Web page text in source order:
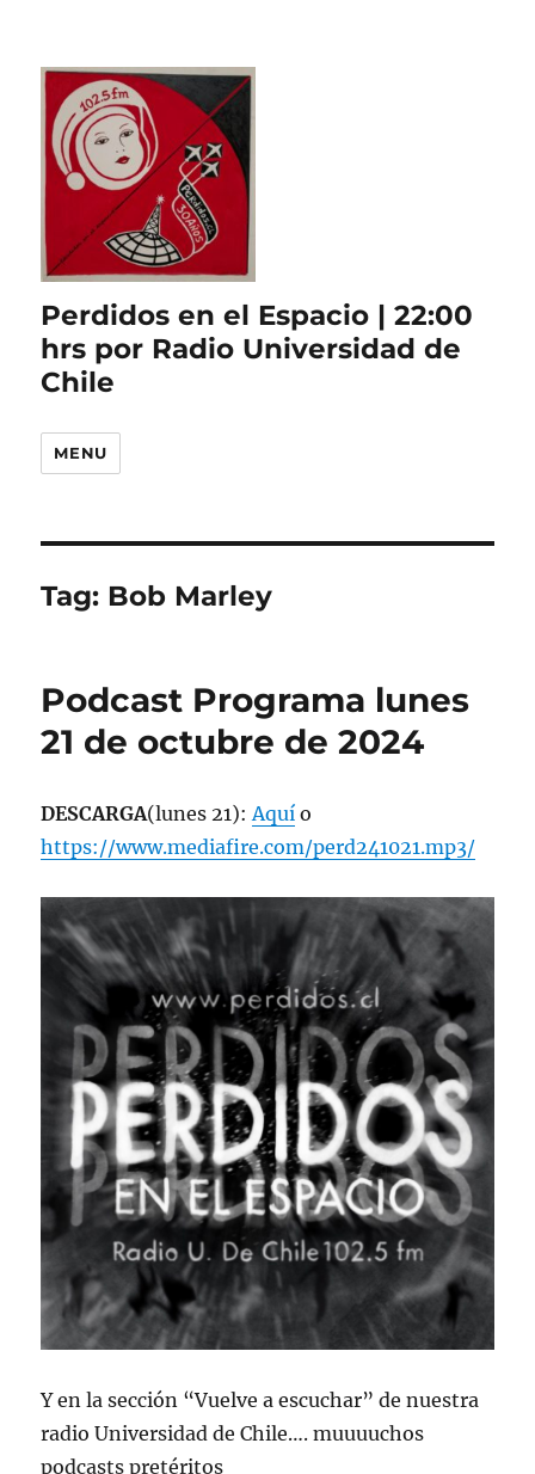
Perdidos en el Espacio | 22:00
hrs por Radio Universidad de
Chile
MENU
Tag: Bob Marley
Podcast Programa lunes
21 de octubre de 2024
DESCARGA(lunes 21):Aquí o
https://www.mediafire.com/perd241021.mp3/
Y en la sección “Vuelve a escuchar” de nuestra
radio Universidad de Chile…. muuuuchos
podcasts pretéritos